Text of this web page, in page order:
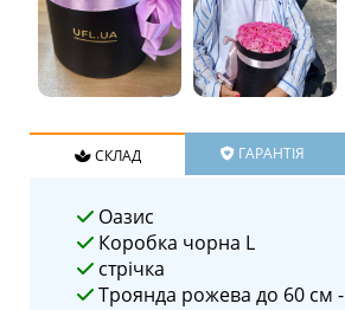
СКЛАД ГАРАНТІЯ
Оазис
Коробка чорна L
стрічка
Троянда рожева до 60 см -